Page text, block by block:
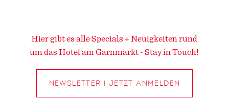
Hier gibt es alle Specials + Neuigkeiten rund
um das Hotel am Garnmarkt - Stay in Touch!
NEWSLETTER | JETZT ANMELDEN